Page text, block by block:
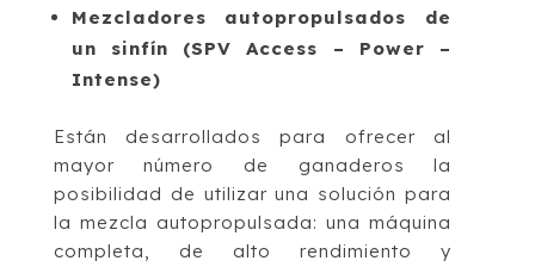
Mezcladores autopropulsados de
un sinfín (SPV Access – Power –
Intense)
Están desarrollados para ofrecer al
mayor número de ganaderos la
posibilidad de utilizar una solución para
la mezcla autopropulsada: una máquina
completa, de alto rendimiento y